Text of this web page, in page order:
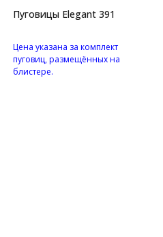
Пуговицы Elegant 391
Цена указана за комплект
пуговиц, размещённых на
блистере.